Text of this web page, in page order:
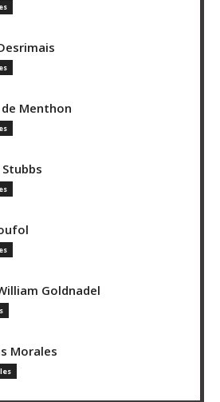
Menthon
Stubbs
Goldnadel
Morales